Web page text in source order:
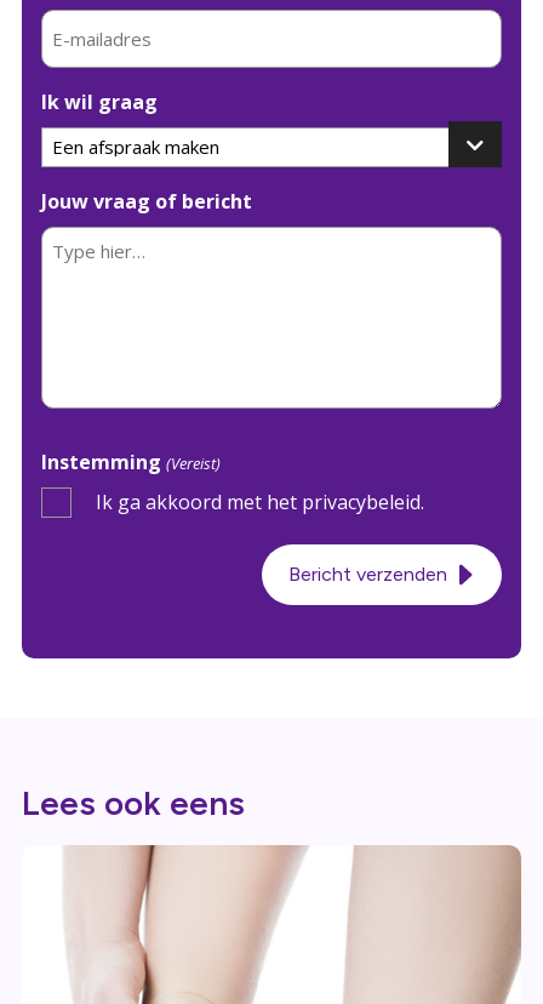
Ik wil graag
Jouw vraag of bericht
Instemming (Vereist)
Ik ga akkoord met het privacybeleid.
Bericht verzenden
Lees ook eens